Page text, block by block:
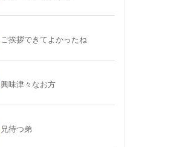
ご挨拶できてよかったね
興味津々なお方
兄待つ弟